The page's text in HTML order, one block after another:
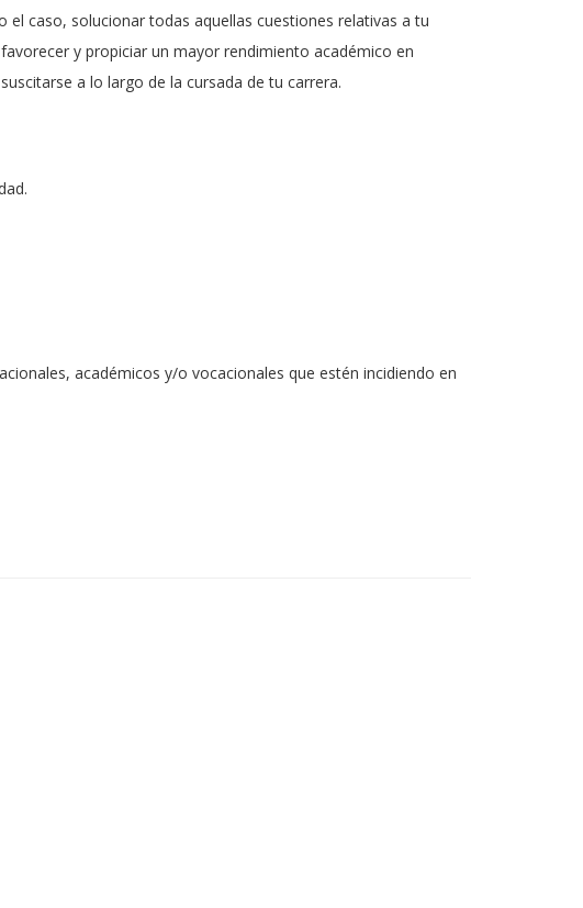
caso, solucionar todas aquellas cuestiones relativas a tu
y propiciar un mayor rendimiento académico en
a lo largo de la cursada de tu carrera.
académicos y/o vocacionales que estén incidiendo en